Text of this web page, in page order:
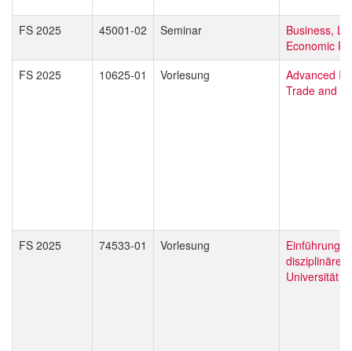
FS 2025 45001-02 Seminar
Business,
Economic
FS 2025
10625-01 Vorlesung
Advanced
Trade and
FS 2025 74533-01 Vorlesung
Einführung
disziplinäre
Universität